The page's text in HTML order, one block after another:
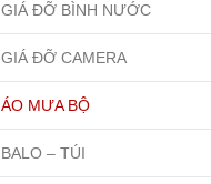
GIÁ ĐỠ BÌNH NƯỚC
GIÁ ĐỠ CAMERA
ÁO MƯA BỘ
BALO – TÚI